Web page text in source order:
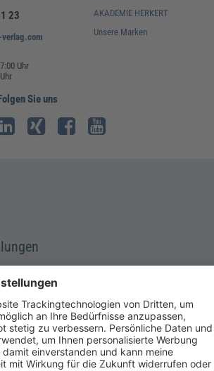
23
Uhr
AKADEMIE HERKERT
Unsere Marken
Sie uns
GROUP COMPANY